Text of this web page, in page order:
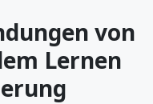
von
Lernen